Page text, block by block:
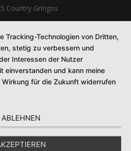
Country Gringos
Tracking-Technologien von Dritten,
stetig zu verbessern und
Interessen der Nutzer
einverstanden und kann meine
Wirkung für die Zukunft widerrufen
ABLEHNEN